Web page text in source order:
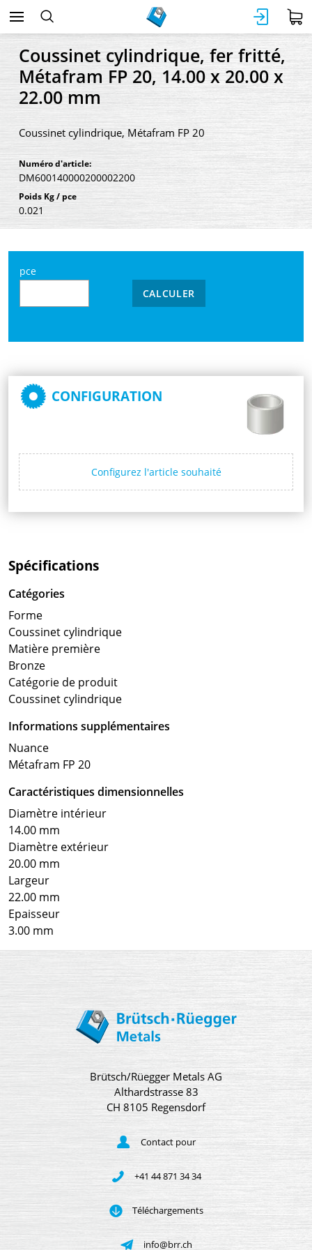
Coussinet cylindrique, fer fritté,
Métafram FP 20, 14.00 x 20.00 x
22.00 mm
Coussinet cylindrique, Métafram FP 20
Numéro d'article:
DM600140000200002200
Poids Kg / pce
0.021
pce
CALCULER
CONFIGURATION
Configurez l'article souhaité
Spécifications
Catégories
Forme
Coussinet cylindrique
Matière première
Bronze
Catégorie de produit
Coussinet cylindrique
Informations supplémentaires
Nuance
Métafram FP 20
Caractéristiques dimensionnelles
Diamètre intérieur
14.00 mm
Diamètre extérieur
20.00 mm
Largeur
22.00 mm
Epaisseur
3.00 mm
Brütsch/Rüegger Metals AG
Althardstrasse 83
CH 8105 Regensdorf
Contact pour
+41 44 871 34 34
Téléchargements
info@brr.ch